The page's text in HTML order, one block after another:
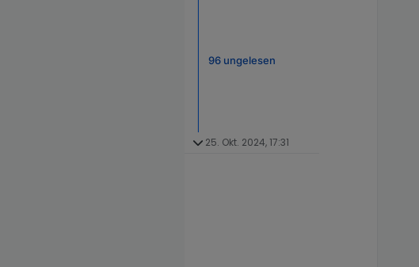
96 ungelesen
25. Okt. 2024, 17:31